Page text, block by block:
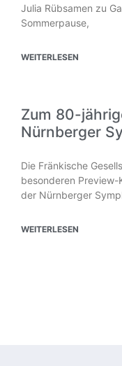
Julia Rübsamen zu
Sommerpause,
WEITERLESEN
Zum 80-
Nürnberger
Die Fränkische
besonderen
der Nürnberger
WEITERLESEN